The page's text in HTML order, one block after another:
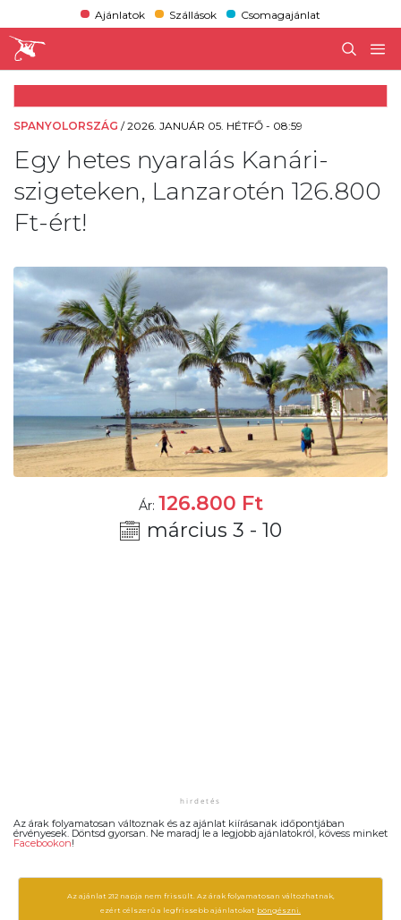
Ajánlatok Szállások Csomagajánlat
SPANYOLORSZÁG /2026. JANUÁR 05. HÉTFŐ - 08:59
Egy hetes nyaralás Kanári-
szigeteken, Lanzarotén 126.800
Ft-ért!
Ár: 126.800 Ft
március 3 - 10
Az árak folyamatosan változnak és az ajánlat kiírásanak időpontjában
érvényesek. Döntsd gyorsan. Ne maradj le a legjobb ajánlatokról, kövess minket
Facebookon!
Az ajánlat 212 napja nem frissült. Az árak folyamatosan változhatnak,
ezért célszerű a legfrissebb ajánlatokat böngészni.